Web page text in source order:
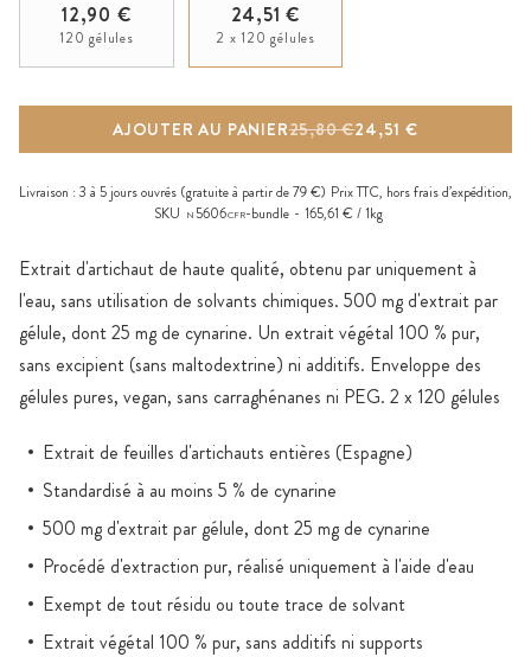
Extrait d'artichaut de haute qualité, obtenu par uniquement à
l'eau, sans utilisation de solvants chimiques. 500 mg d'extrait par
gélule, dont 25 mg de cynarine. Un extrait végétal 100 % pur,
sans excipient (sans maltodextrine) ni additifs. Enveloppe des
gélules pures, vegan, sans carraghénanes ni PEG. 2 x 120 gélules
Extrait de feuilles d'artichauts entières (Espagne)
Standardisé à au moins 5 % de cynarine
500 mg d'extrait par gélule, dont 25 mg de cynarine
Procédé d'extraction pur, réalisé uniquement à l'aide d'eau
Exempt de tout résidu ou toute trace de solvant
Extrait végétal 100 % pur, sans additifs ni supports
12,90 €
120 gélules
24,51 €
2 x 120 gélules
AJOUTER AU PANIER 24,51 €
25,80 €
Livraison : 3 à 5 jours ouvrés (gratuite à partir de 79 €) Prix TTC, horsfrais d’expédition,
SKU
N 5606CFR-bundle 165,61 € / 1kg